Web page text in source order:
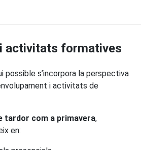
activitats formatives
possible s’incorpora la perspectiva
i activitats de
tardor com a primavera,
en: